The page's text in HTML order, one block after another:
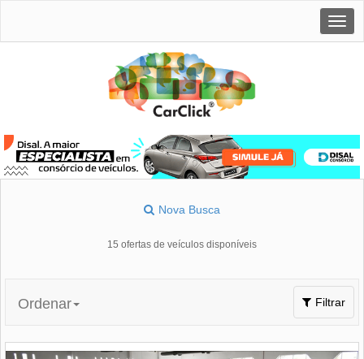
Nova Busca
15 ofertas de veículos disponíveis
Toggle
navigation
Filtrar
Ordenar